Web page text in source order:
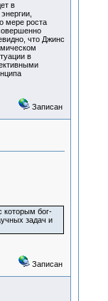
в
мере роста
что Джинс
в
Записан
которым бог-
задач и
Записан